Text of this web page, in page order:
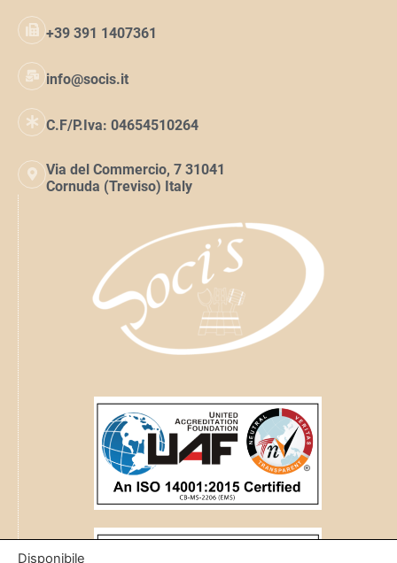
Disponibile
+39 391 1407361
info@socis.it
C.F/P.Iva: 04654510264
Via del Commercio, 7 31041
Cornuda (Treviso) Italy